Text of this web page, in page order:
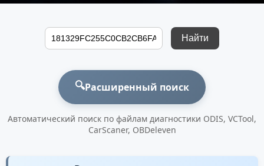
Найти
🔍Расширенный поиск
Автоматический поиск по файлам диагностики ODIS, VCTool,
CarScaner, OBDeleven